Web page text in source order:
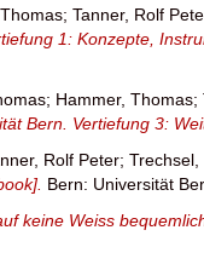
; Tanner, Rolf
1: Konzepte,
; Hammer, Thomas;
Bern. Vertiefung 3:
Rolf Peter; Trechsel,
Bern: Universität
keine Weiss